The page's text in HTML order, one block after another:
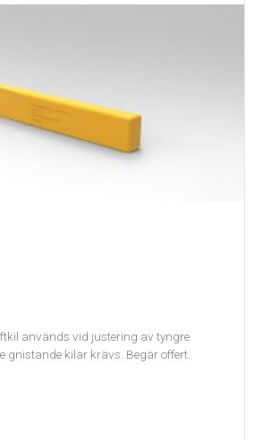
används vid justering av tyngre
gnistande kilar krävs. Begär offert.